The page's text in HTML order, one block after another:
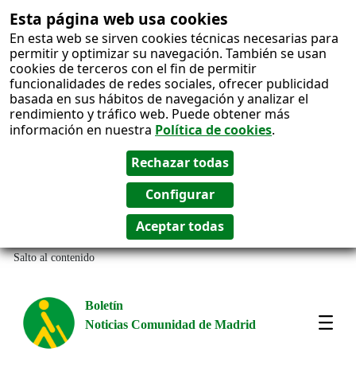
Esta página web usa cookies
En esta web se sirven cookies técnicas necesarias para
permitir y optimizar su navegación. También se usan
cookies de terceros con el fin de permitir
funcionalidades de redes sociales, ofrecer publicidad
basada en sus hábitos de navegación y analizar el
rendimiento y tráfico web. Puede obtener más
información en nuestra Política de cookies.
Salto al contenido
Boletín
Noticias Comunidad de Madrid